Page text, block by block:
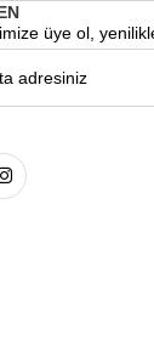
üye ol,